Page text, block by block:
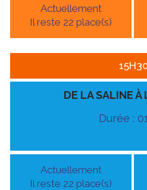
Actuellement
Il reste 22 place(s)
DE LA SALINE À
Durée :
Actuellement
Il reste 22 place(s)